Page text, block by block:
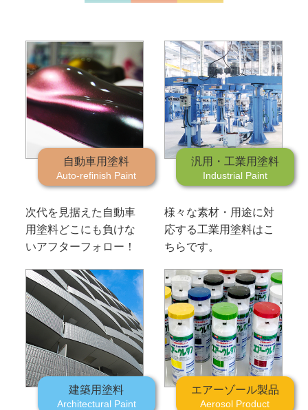
自動車用塗料
Auto-refinish Paint
次代を見据えた自動車
用塗料どこにも負けな
いアフターフォロー！
汎用・工業用塗料
Industrial Paint
様々な素材・用途に対
応する工業用塗料はこ
ちらです。
建築用塗料
Architectural Paint
エアーゾール製品
Aerosol Product